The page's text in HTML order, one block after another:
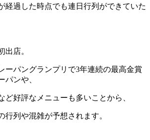
経過した時点でも連日行列ができていた
出店。
ーパングランプリで3年連続の最高金賞
パンや、
ど好評なメニューも多いことから、
行列や混雑が予想されます。